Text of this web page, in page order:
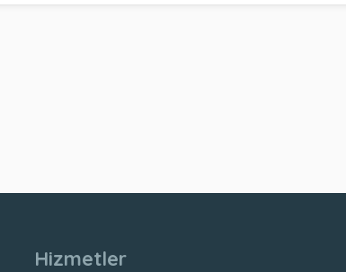
Hizmetler